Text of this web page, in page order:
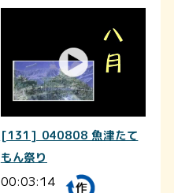
[131] 040808 魚津たて
もん祭り
00:03:14